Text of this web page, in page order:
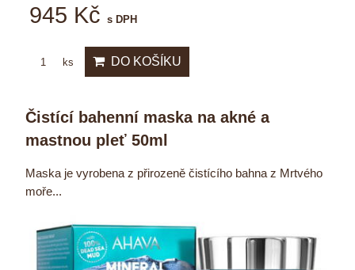
945 Kč s DPH
ks DO KOŠÍKU
Čistící bahenní maska na akné a
mastnou pleť 50ml
Maska je vyrobena z přirozeně čistícího bahna z Mrtvého
moře...